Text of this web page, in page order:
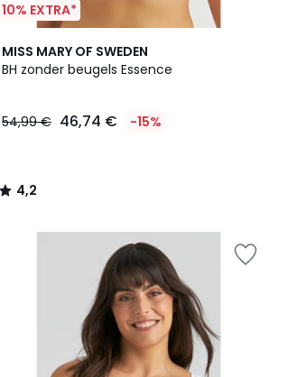
10% EXTRA*
MISS MARY OF SWEDEN
BH zonder beugels Essence
54,99 € 46,74 € -15%
4,2
/ 5
4,2
/